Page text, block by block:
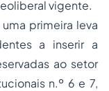
vigente.
primeira leva
a inserir a
ao setor
n.º 6 e 7,